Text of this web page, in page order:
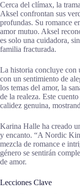
Cerca del clímax, la
Aksel confrontan sus
profundas. Su romance
amor mutuo. Aksel
es solo una cuidadora,
familia fracturada.
La historia concluye con
con un sentimiento de
los temas del amor, la
de la realeza. Este
calidez genuina,
Karina Halle ha creado
y encanto. “A Nordic
mezcla de romance e
género se sentirán
de amor.
Lecciones Clave